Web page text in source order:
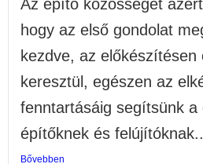
Az építő közösséget
hogy az első gondolat
kezdve, az előkészítésen
keresztül, egészen az
fenntartásáig segítsünk a
építőknek és
Bővebben